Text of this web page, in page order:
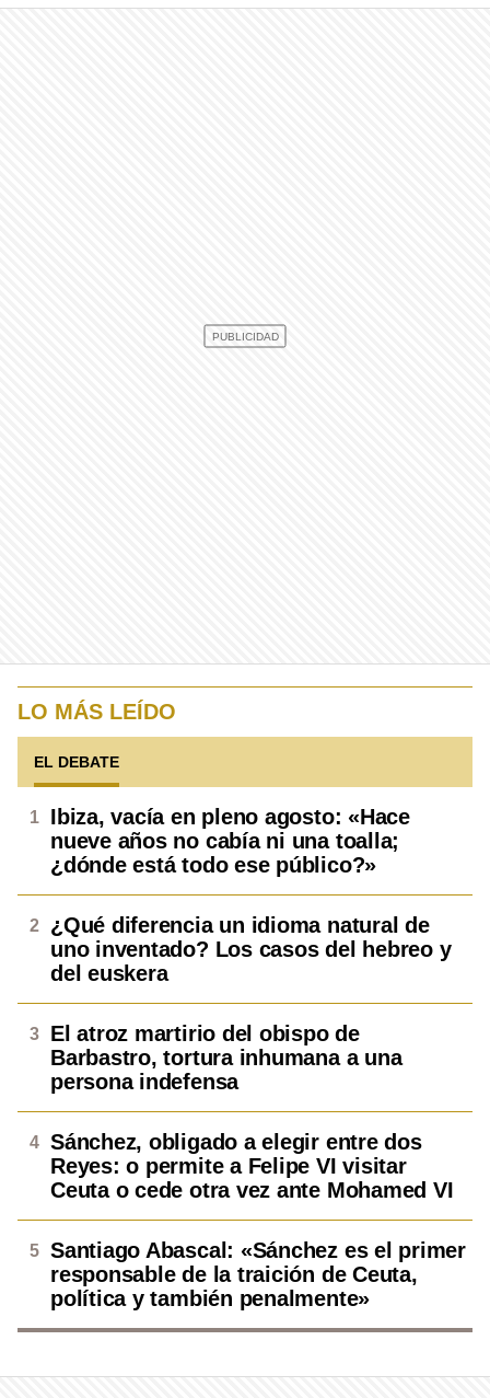
LO MÁS LEÍDO
EL DEBATE
Ibiza, vacía en pleno agosto: «Hace
nueve años no cabía ni una toalla;
¿dónde está todo ese público?»
¿Qué diferencia un idioma natural de
uno inventado? Los casos del hebreo y
del euskera
El atroz martirio del obispo de
Barbastro, tortura inhumana a una
persona indefensa
Sánchez, obligado a elegir entre dos
Reyes: o permite a Felipe VI visitar
Ceuta o cede otra vez ante Mohamed VI
Santiago Abascal: «Sánchez es el primer
responsable de la traición de Ceuta,
política y también penalmente»